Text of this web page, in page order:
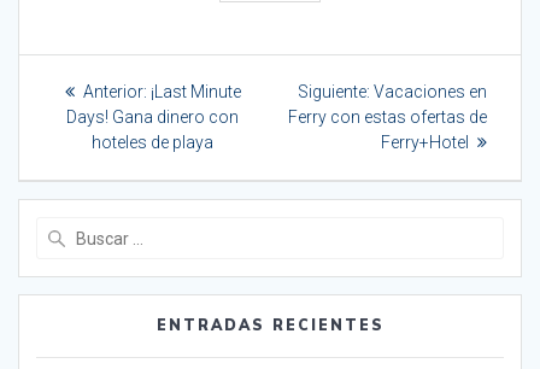
entradas
Anterior: Entrada
anterior:
¡Last Minute
Days! Gana dinero con
hoteles de playa
Siguiente: Siguiente
entrada:
Vacaciones en
Ferry con estas ofertas de
Ferry+Hotel
ENTRADAS RECIENTES